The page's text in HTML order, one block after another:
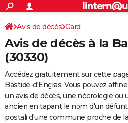
ACTUALITÉS
Politique
Société
Faits Divers
Education
Monde
Villes
+
SPORT
Coupe du monde 2026
Football
Tennis
Cyclisme
Rugby
Forum
FINANCE
Retraite
Impôts
Epargne
Immobilier
Risques naturels par ville
Banque
Assurance
Crédit
Essais
Réserver un essai
Citadines
Berlines
SUV
Forum auto
+
HIGH-TECH
Avis de décès Gard
Avis de décès à la
(30330)
Accédez gratuitement sur cette
Bastide-d'Engras. Vous pouvez
un avis de décès, une nécrologie ou
ancien en tapant le nom d'un
postal) d'une commune proche de